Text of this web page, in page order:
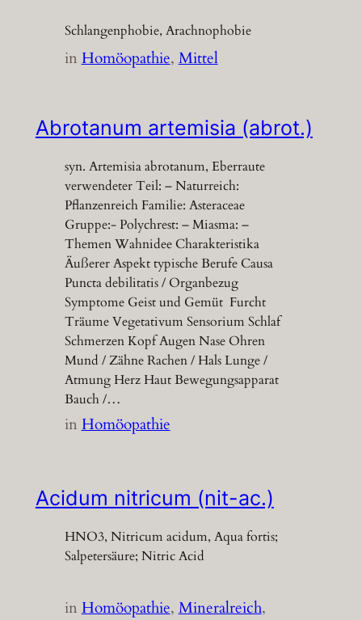
Schlangenphobie, Arachnophobie
inHomöopathie, Mittel
Abrotanum artemisia (abrot.)
syn. Artemisia abrotanum, Eberraute
verwendeter Teil: – Naturreich:
Pflanzenreich Familie: Asteraceae
Gruppe:- Polychrest: – Miasma: –
Themen Wahnidee Charakteristika
Äußerer Aspekt typische Berufe Causa
Puncta debilitatis / Organbezug
Symptome Geist und Gemüt Furcht
Träume Vegetativum Sensorium Schlaf
Schmerzen Kopf Augen Nase Ohren
Mund / Zähne Rachen / Hals Lunge /
Atmung Herz Haut Bewegungsapparat
Bauch /…
inHomöopathie
Acidum nitricum (nit-ac.)
HNO3, Nitricum acidum, Aqua fortis;
Salpetersäure; Nitric Acid
inHomöopathie, Mineralreich